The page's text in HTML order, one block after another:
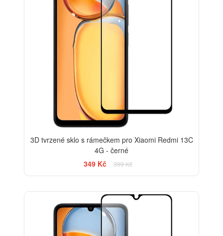
3D tvrzené sklo s rámečkem pro Xiaomi Redmi 13C
4G - černé
349 Kč
399 Kč